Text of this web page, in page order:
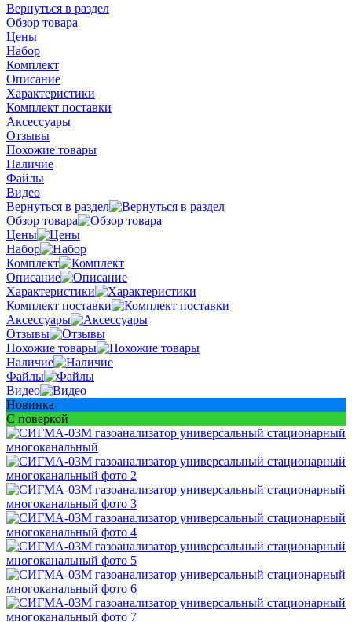
Вернуться в раздел
Обзор товара
Цены
Набор
Комплект
Описание
Характеристики
Комплект поставки
Аксессуары
Отзывы
Похожие товары
Наличие
Файлы
Видео
Вернуться в раздел
Обзор товара
Цены
Набор
Комплект
Описание
Характеристики
Комплект поставки
Аксессуары
Отзывы
Похожие товары
Наличие
Файлы
Видео
Новинка
С поверкой